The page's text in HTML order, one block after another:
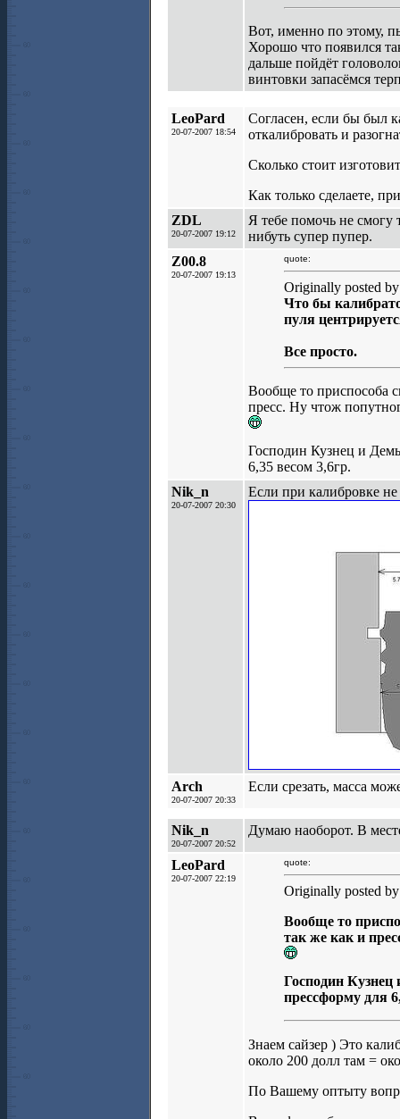
Вот, именно по этому,
Хорошо что появился
дальше пойдёт
винтовки запасёмся
LeoPard
20-07-2007 18:54
Согласен, если бы был
откалибровать и
Сколько стоит
Как только сделаете,
ZDL
20-07-2007 19:12
Я тебе помочь не смогу
нибуть супер пупер.
Z00.8
20-07-2007 19:13
quote:
Originally posted
Что бы
пуля
Все просто.
Вообще то приспособа
пресс. Ну чтож
Господин Кузнец и
6,35 весом 3,6гр.
Nik_n
20-07-2007 20:30
Если при калибровке не
Arch
20-07-2007 20:33
Если срезать, масса
Nik_n
20-07-2007 20:52
Думаю наоборот. В
LeoPard
20-07-2007 22:19
quote:
Originally posted
Вообще то
так же как и
Господин Кузнец
прессформу для
Знаем сайзер ) Это
около 200 долл там =
По Вашему оптыту